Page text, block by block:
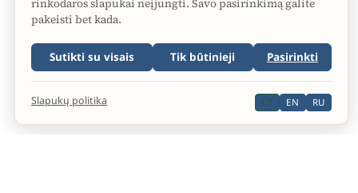
rinkodaros slapukai neįjungti. Savo pasirinkimą galite
pakeisti bet kada.
Sutikti su visais Tik būtinieji Pasirinkti
Slapukų politika LT EN RU